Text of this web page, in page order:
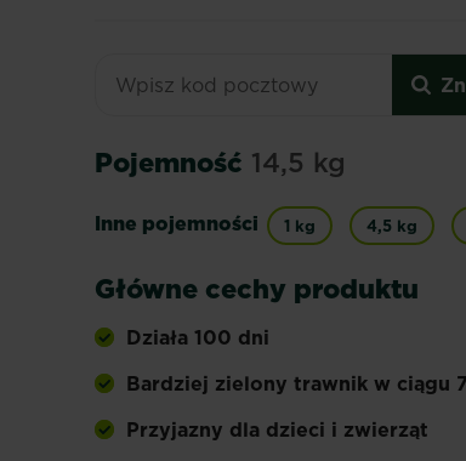
Pojemność 14,5 kg
Inne pojemności 1 kg 4,5 kg
Główne cechy produktu
Działa 100 dni
Bardziej zielony trawnik w ciągu
Przyjazny dla dzieci i zwierząt